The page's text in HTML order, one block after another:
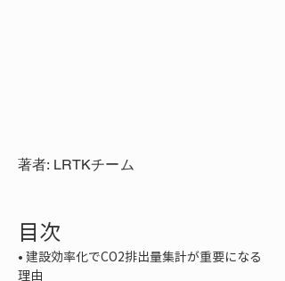
著者: LRTKチーム
目次
• 建設効率化でCO2排出量集計が重要になる